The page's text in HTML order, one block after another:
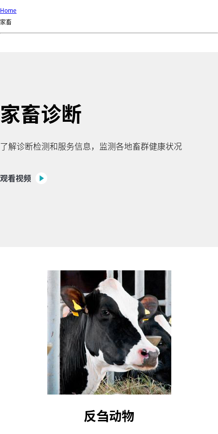
ng
Home
家畜
家畜诊断
了解诊断检测和服务信息，监测各地畜群健康状况
观看视频
反刍动物